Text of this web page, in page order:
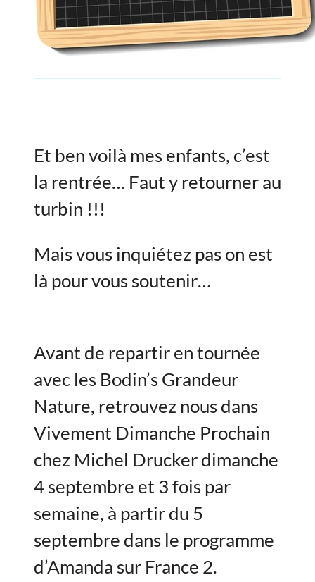
Et ben voilà mes enfants, c’est
la rentrée… Faut y retourner au
turbin !!!
Mais vous inquiétez pas on est
là pour vous soutenir…
Avant de repartir en tournée
avec les Bodin’s Grandeur
Nature, retrouvez nous dans
Vivement Dimanche Prochain
chez Michel Drucker dimanche
4 septembre et 3 fois par
semaine, à partir du 5
septembre dans le programme
d’Amanda sur France 2.